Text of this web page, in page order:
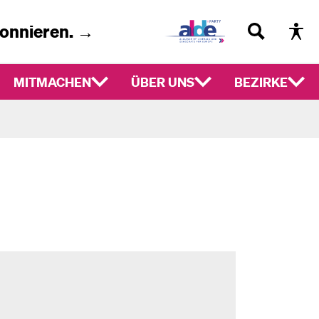
→
MITMACHEN ÜBER UNS BEZIRKE